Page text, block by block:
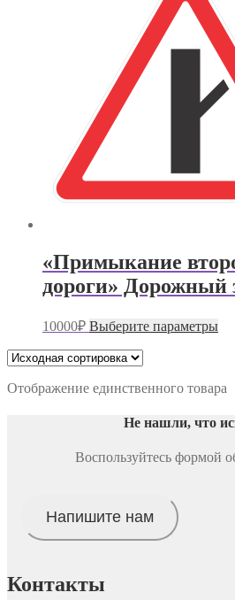
«Примыкание
дороги» Дорожный
10000₽ Выберите параметры
на
Отображение единственного товара
Не нашли, что
Воспользуйтесь формой
Напишите нам
Контакты